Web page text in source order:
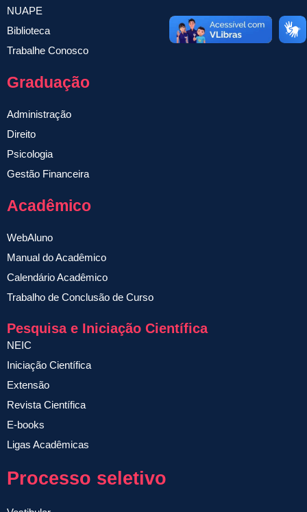
NUAPE
Biblioteca
Trabalhe Conosco
Graduação
Administração
Direito
Psicologia
Gestão Financeira
Acadêmico
WebAluno
Manual do Acadêmico
Calendário Acadêmico
Trabalho de Conclusão de Curso
Pesquisa e Iniciação Científica
NEIC
Iniciação Científica
Extensão
Revista Científica
E-books
Ligas Acadêmicas
Processo seletivo